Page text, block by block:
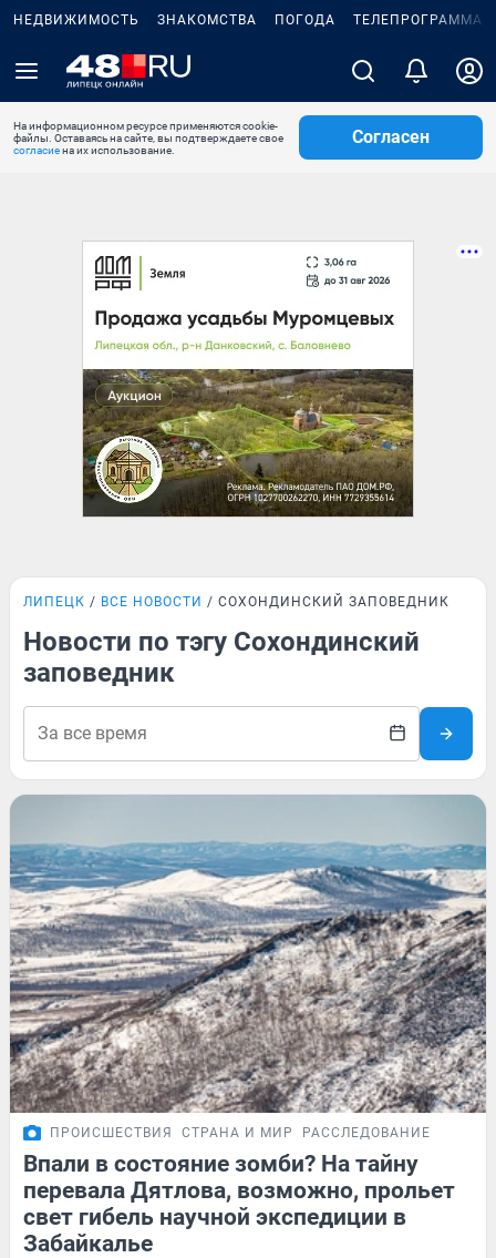
НЕДВИЖИМОСТЬ ЗНАКОМСТВА ПОГОДА ТЕЛЕПРОГРАММА
На информационном ресурсе применяются cookie-
файлы. Оставаясь на сайте, вы подтверждаете свое
согласиена их использование.
Согласен
ЛИПЕЦК ВСЕ НОВОСТИ СОХОНДИНСКИЙ ЗАПОВЕДНИК
Новости по тэгу Сохондинский
заповедник
ПРОИСШЕСТВИЯ СТРАНА И МИР РАССЛЕДОВАНИЕ
Впали в состояние зомби? На тайну
перевала Дятлова, возможно, прольет
свет гибель научной экспедиции в
Забайкалье